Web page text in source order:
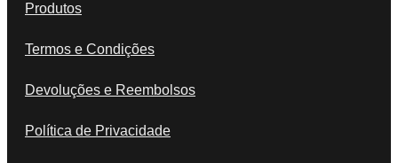
Produtos
Termos e Condições
Devoluções e Reembolsos
Política de Privacidade